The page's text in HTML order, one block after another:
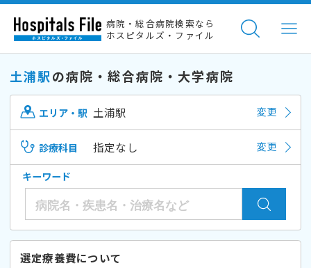
病院・総合病院検索なら
ホスピタルズ・ファイル
土浦駅の病院・総合病院・大学病院
エリア・駅 土浦駅 変更
診療科目 指定なし 変更
キーワード
選定療養費について